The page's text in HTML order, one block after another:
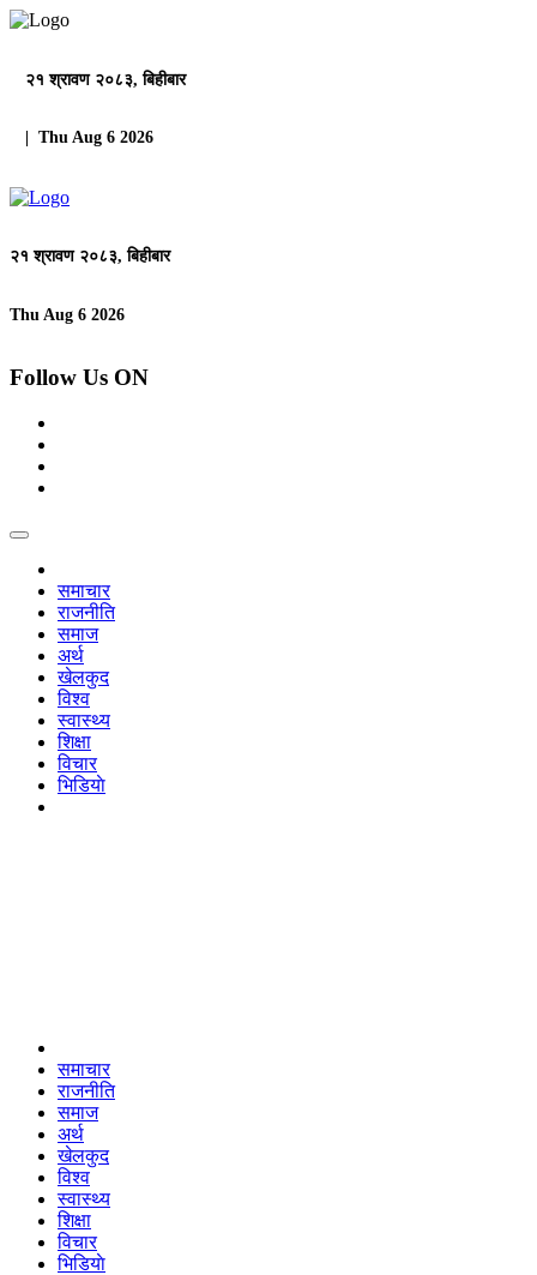
२१ श्रावण २०८३, बिहीबार
| Thu Aug 6 2026
२१ श्रावण २०८३, बिहीबार
Thu Aug 6 2026
Follow Us ON
समाचार
राजनीति
समाज
अर्थ
खेलकुद
विश्व
स्वास्थ्य
शिक्षा
विचार
भिडियाे
समाचार
राजनीति
समाज
अर्थ
खेलकुद
विश्व
स्वास्थ्य
शिक्षा
विचार
भिडियाे